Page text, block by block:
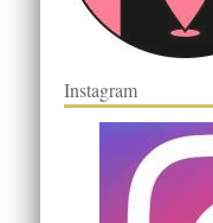
Instagram